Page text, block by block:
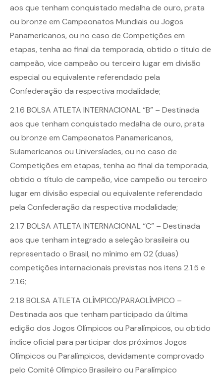
aos que tenham conquistado medalha de ouro, prata
ou bronze em Campeonatos Mundiais ou Jogos
Panamericanos, ou no caso de Competições em
etapas, tenha ao final da temporada, obtido o título de
campeão, vice campeão ou terceiro lugar em divisão
especial ou equivalente referendado pela
Confederação da respectiva modalidade;
2.1.6 BOLSA ATLETA INTERNACIONAL “B” – Destinada
aos que tenham conquistado medalha de ouro, prata
ou bronze em Campeonatos Panamericanos,
Sulamericanos ou Universíades, ou no caso de
Competições em etapas, tenha ao final da temporada,
obtido o título de campeão, vice campeão ou terceiro
lugar em divisão especial ou equivalente referendado
pela Confederação da respectiva modalidade;
2.1.7 BOLSA ATLETA INTERNACIONAL “C” – Destinada
aos que tenham integrado a seleção brasileira ou
representado o Brasil, no mínimo em 02 (duas)
competições internacionais previstas nos itens 2.1.5 e
2.1.6;
2.1.8 BOLSA ATLETA OLÍMPICO/PARAOLÍMPICO –
Destinada aos que tenham participado da última
edição dos Jogos Olímpicos ou Paralímpicos, ou obtido
índice oficial para participar dos próximos Jogos
Olímpicos ou Paralímpicos, devidamente comprovado
pelo Comitê Olímpico Brasileiro ou Paralímpico